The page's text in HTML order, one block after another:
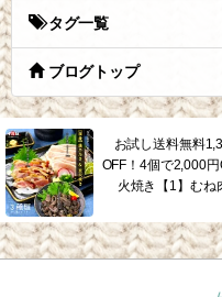
タグ一覧
ブログトップ
お試し送料無料
OFF！4個で2,000
火焼き【1】むね